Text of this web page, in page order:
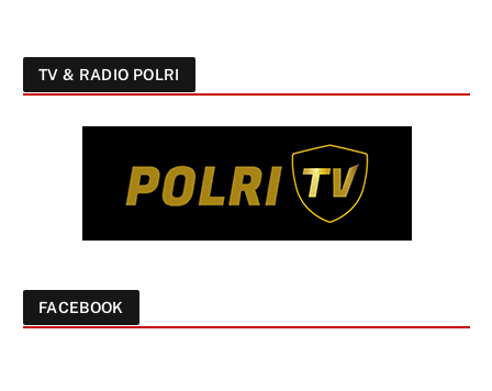
TV & RADIO POLRI
FACEBOOK